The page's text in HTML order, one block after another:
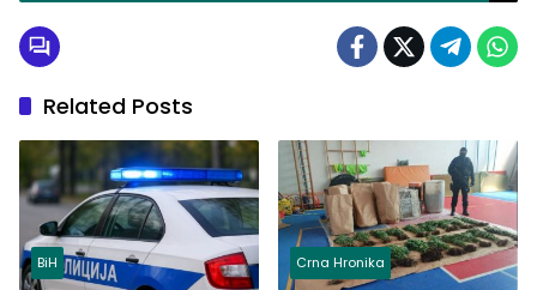
Related Posts
BiH Crna Hronika